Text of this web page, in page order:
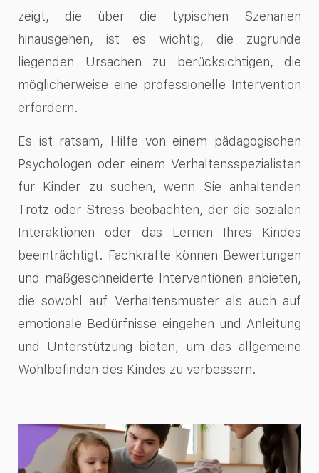
zeigt, die über die typischen Szenarien
hinausgehen, ist es wichtig, die zugrunde
liegenden Ursachen zu berücksichtigen, die
möglicherweise eine professionelle Intervention
erfordern.
Es ist ratsam, Hilfe von einem pädagogischen
Psychologen oder einem Verhaltensspezialisten
für Kinder zu suchen, wenn Sie anhaltenden
Trotz oder Stress beobachten, der die sozialen
Interaktionen oder das Lernen Ihres Kindes
beeinträchtigt. Fachkräfte können Bewertungen
und maßgeschneiderte Interventionen anbieten,
die sowohl auf Verhaltensmuster als auch auf
emotionale Bedürfnisse eingehen und Anleitung
und Unterstützung bieten, um das allgemeine
Wohlbefinden des Kindes zu verbessern.